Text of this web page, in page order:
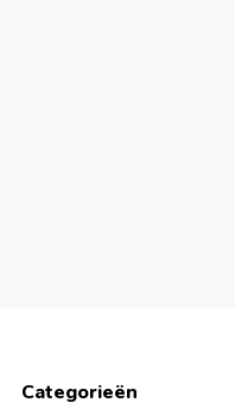
Categorieën